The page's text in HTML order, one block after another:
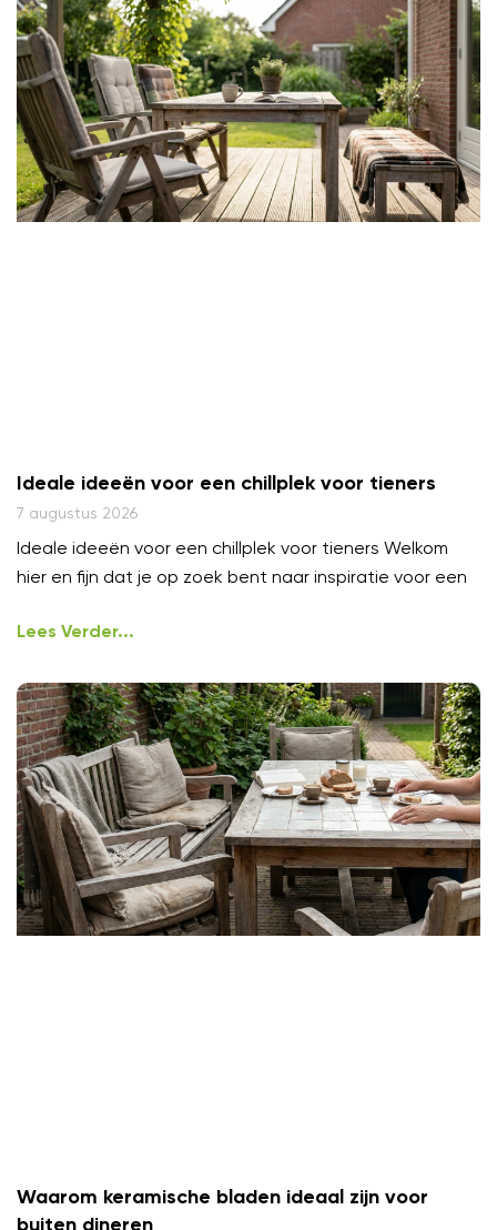
Ideale ideeën voor een chillplek voor tieners
7 augustus 2026
Ideale ideeën voor een chillplek voor tieners Welkom
hier en fijn dat je op zoek bent naar inspiratie voor een
Lees Verder...
Waarom keramische bladen ideaal zijn voor
buiten dineren